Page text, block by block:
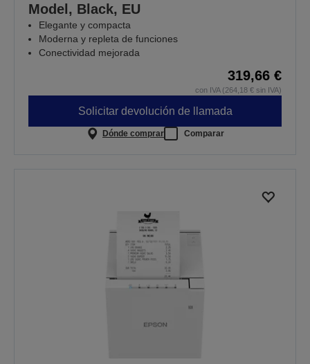
Model, Black, EU
Elegante y compacta
Moderna y repleta de funciones
Conectividad mejorada
319,66 €
con IVA (264,18 € sin IVA)
Solicitar devolución de llamada
Dónde comprar Comparar